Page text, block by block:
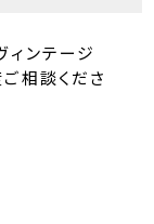
ィンテージ
相談くださ